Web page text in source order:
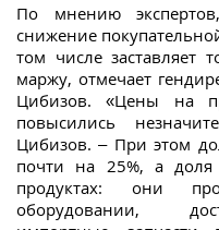
По мнению
снижение
том числе заставляет
маржу, отмечает
Цибизов. «Цены на
повысились
Цибизов. – При этом
почти на 25%, а доля
продуктах: они
оборудовании,